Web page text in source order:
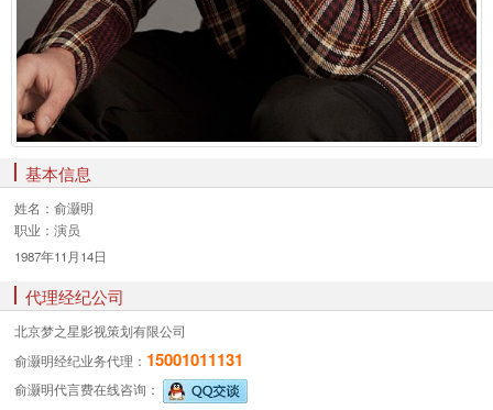
基本信息
姓名： 俞灏明
职业： 演员
1987年11月14日
代理经纪公司
北京梦之星影视策划有限公司
俞灏明经纪业务代理： 15001011131
俞灏明代言费在线咨询：